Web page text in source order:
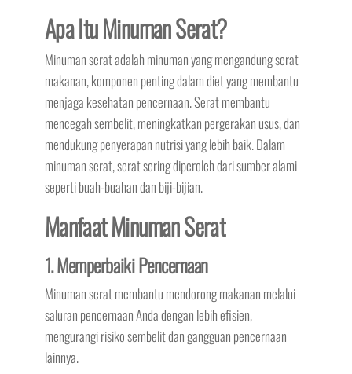
Apa Itu Minuman Serat?
Minuman serat adalah minuman yang mengandung serat
makanan, komponen penting dalam diet yang membantu
menjaga kesehatan pencernaan. Serat membantu
mencegah sembelit, meningkatkan pergerakan usus, dan
mendukung penyerapan nutrisi yang lebih baik. Dalam
minuman serat, serat sering diperoleh dari sumber alami
seperti buah-buahan dan biji-bijian.
Manfaat Minuman Serat
1. Memperbaiki Pencernaan
Minuman serat membantu mendorong makanan melalui
saluran pencernaan Anda dengan lebih efisien,
mengurangi risiko sembelit dan gangguan pencernaan
lainnya.